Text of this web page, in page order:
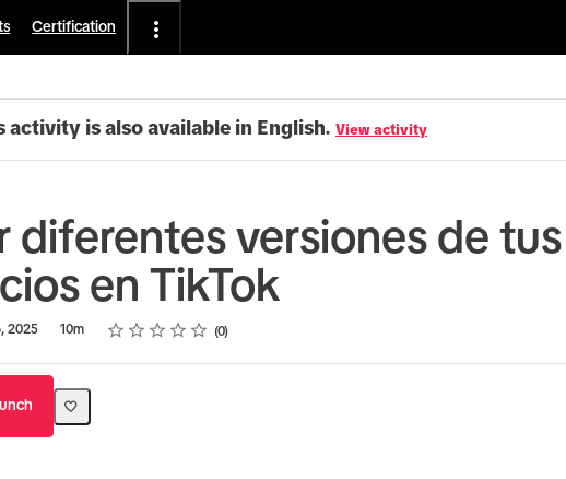
Certification
activity is also available in English. View activity
diferentes versiones de tus
en TikTok
2025 10m Rating
1 star
2 stars
3 stars
4 stars
5 stars 0